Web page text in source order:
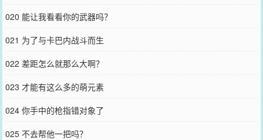
020 能让我看看你的武器吗？
021 为了与卡巴内战斗而生
022 差距怎么就那么大啊？
023 才能有这么多的萌元素
024 你手中的枪指错对象了
025 不去帮他一把吗？